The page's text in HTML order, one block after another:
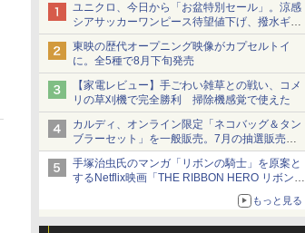
ユニクロ、今日から「お盆特別セール」。涼感
シアサッカーワンピース待望値下げ、撥水ギア
ショーツは1990円に
東映の歴代オープニング映像がカプセルトイ
に。全5種で8月下旬発売
【家電レビュー】手ごわい雑草との戦い、コメ
リの草刈機で完全勝利 掃除機感覚で使えた
カルディ、オンライン限定「ネコバッグ＆タン
ブラーセット」を一般販売。7月の抽選販売の
当選無効分
手塚治虫氏のマンガ「リボンの騎士」を原案と
するNetflix映画「THE RIBBON HERO リボンヒ
もっと見る